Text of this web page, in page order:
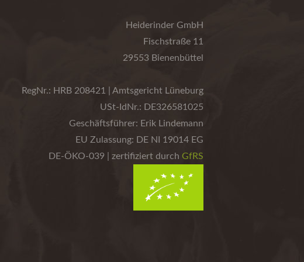
Heiderinder GmbH
Fischstraße 11
29553 Bienenbüttel
RegNr.: HRB 208421 | Amtsgericht Lüneburg
USt-IdNr.: DE326581025
Geschäftsführer: Erik Lindemann
EU Zulassung: DE NI 19014 EG
DE-ÖKO-039 | zertifiziert durch GfRS